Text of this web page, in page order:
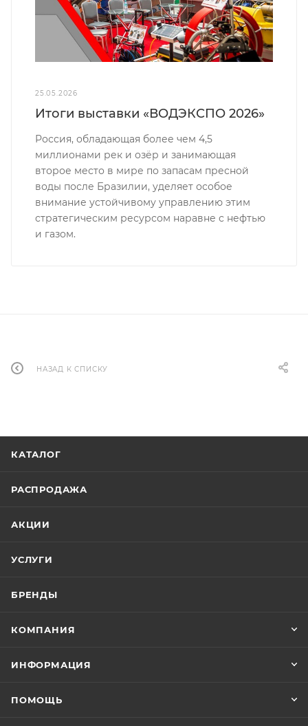
25.05.2026
Итоги выставки «ВОДЭКСПО 2026»
Россия, обладающая более чем 4,5
миллионами рек и озёр и занимающая
второе место в мире по запасам пресной
воды после Бразилии, уделяет особое
внимание устойчивому управлению этим
стратегическим ресурсом наравне с нефтью
и газом.
НАЗАД К СПИСКУ
КАТАЛОГ
РАСПРОДАЖА
АКЦИИ
УСЛУГИ
БРЕНДЫ
КОМПАНИЯ
ИНФОРМАЦИЯ
ПОМОЩЬ